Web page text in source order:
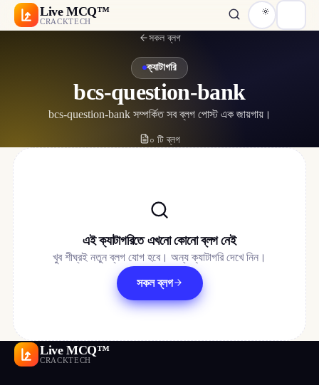
Live MCQ™
CRACKTECH
সকল ব্লগ
ক্যাটাগরি
bcs-question-bank
bcs-question-bank সম্পর্কিত সব ব্লগ পোস্ট এক জায়গায়।
০ টি ব্লগ
এই ক্যাটাগরিতে এখনো কোনো ব্লগ নেই
খুব শীঘ্রই নতুন ব্লগ যোগ হবে। অন্য ক্যাটাগরি দেখে নিন।
সকল ব্লগ
Live MCQ™
CRACKTECH